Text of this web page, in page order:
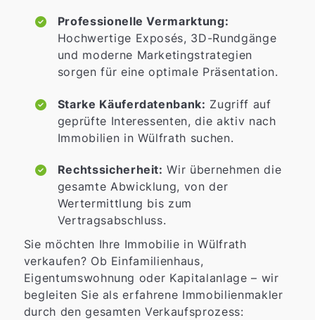
Professionelle Vermarktung:
Hochwertige Exposés, 3D-Rundgänge
und moderne Marketingstrategien
sorgen für eine optimale Präsentation.
Starke Käuferdatenbank: Zugriff auf
geprüfte Interessenten, die aktiv nach
Immobilien in Wülfrath suchen.
Rechtssicherheit: Wir übernehmen die
gesamte Abwicklung, von der
Wertermittlung bis zum
Vertragsabschluss.
Sie möchten Ihre Immobilie in Wülfrath
verkaufen? Ob Einfamilienhaus,
Eigentumswohnung oder Kapitalanlage – wir
begleiten Sie als erfahrene Immobilienmakler
durch den gesamten Verkaufsprozess: